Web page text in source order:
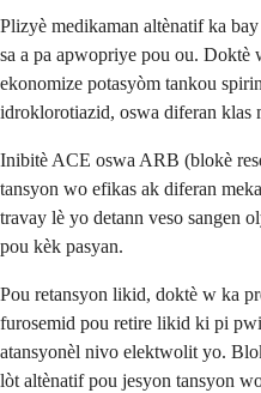
Plizyè medikaman altènatif ka
sa a pa apwopriye pou ou.
ekonomize potasyòm tankou
idroklorotiazid, oswa diferan klas
Inibitè ACE oswa ARB (blokè
tansyon wo efikas ak diferan
travay lè yo detann veso sangen
pou kèk pasyan.
Pou retansyon likid, doktè w ka
furosemid pou retire likid ki pi
atansyonèl nivo elektwolit yo.
lòt altènatif pou jesyon tansyon